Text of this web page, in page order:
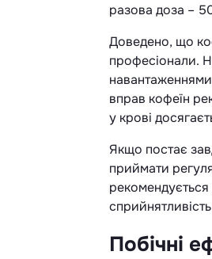
разова доза –
Доведено, що
професіонали.
вправ кофеїн
у крові
Якщо постає
приймати
Побічні